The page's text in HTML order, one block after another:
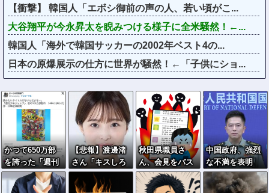
【衝撃】 韓国人「エボシ御前の声の人、若い頃がこ...
大谷翔平が今永昇太を睨みつける様子に全米騒然！←...
韓国人「海外で韓国サッカーの2002年ベスト4の...
日本の原爆展示の仕方に世界が騒然！←「子供にショ...
かつて650万部
を誇った「週刊
少年ジャン
プ」、発行部数
【悲報】渡邊渚
さん「キスしろ
よ」のヤジでPT
SD発症時の状態
秋田県職員さ
ん、会見をバス
ローブ＆喫煙ス
タイルで対応し
中国政府、強烈
な不満を表明
「泥棒が『泥棒
を捕まえろ』と